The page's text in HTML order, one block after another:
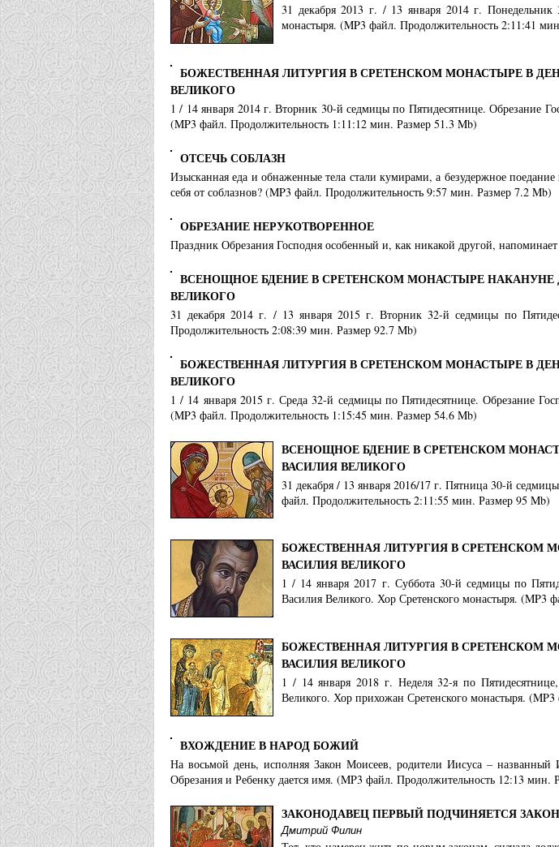
31 декабря 2013 г. / 13 января 2014 г.
монастыря. (MP3 файл. Продолжительность 2:11:41
БОЖЕСТВЕННАЯ ЛИТУРГИЯ В СРЕТЕНСКОМ МОНАСТЫРЕ В
ВЕЛИКОГО
1 / 14 января 2014 г. Вторник 30-й седмицы по Пятидесятнице. Обрезание
(MP3 файл. Продолжительность 1:11:12 мин. Размер 51.3 Mb)
ОТСЕЧЬ СОБЛАЗН
Изысканная еда и обнаженные тела стали кумирами, а безудержное
себя от соблазнов? (MP3 файл. Продолжительность 9:57 мин. Размер 7.2 Mb)
ОБРЕЗАНИЕ НЕРУКОТВОРЕННОЕ
Праздник Обрезания Господня особенный и, как никакой другой,
ВСЕНОЩНОЕ БДЕНИЕ В СРЕТЕНСКОМ МОНАСТЫРЕ НАКАНУНЕ
ВЕЛИКОГО
31 декабря 2014 г. / 13 января 2015 г. Вторник 32-й седмицы по
Продолжительность 2:08:39 мин. Размер 92.7 Mb)
БОЖЕСТВЕННАЯ ЛИТУРГИЯ В СРЕТЕНСКОМ МОНАСТЫРЕ В
ВЕЛИКОГО
1 / 14 января 2015 г. Среда 32-й седмицы по Пятидесятнице. Обрезание
(MP3 файл. Продолжительность 1:15:45 мин. Размер 54.6 Mb)
ВСЕНОЩНОЕ БДЕНИЕ В СРЕТЕНСКОМ
ВАСИЛИЯ ВЕЛИКОГО
31 декабря / 13 января 2016/17 г. Пятница 30-й
файл. Продолжительность 2:11:55 мин. Размер 95 Mb)
БОЖЕСТВЕННАЯ ЛИТУРГИЯ В СРЕТЕНСКОМ
ВАСИЛИЯ ВЕЛИКОГО
1 / 14 января 2017 г. Суббота 30-й седмицы по
Василия Великого. Хор Сретенского монастыря.
БОЖЕСТВЕННАЯ ЛИТУРГИЯ В СРЕТЕНСКОМ
ВАСИЛИЯ ВЕЛИКОГО
1 / 14 января 2018 г. Неделя 32-я по
Великого. Хор прихожан Сретенского монастыря.
ВХОЖДЕНИЕ В НАРОД БОЖИЙ
На восьмой день, исполняя Закон Моисеев, родители Иисуса –
Обрезания и Ребенку дается имя. (MP3 файл. Продолжительность 12:13 мин.
ЗАКОНОДАВЕЦ ПЕРВЫЙ ПОДЧИНЯЕТСЯ
Дмитрий Филин